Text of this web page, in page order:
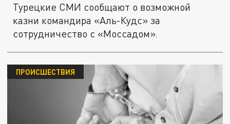
Турецкие СМИ сообщают о возможной
казни командира «Аль-Кудс» за
сотрудничество с «Моссадом».
ПРОИСШЕСТВИЯ